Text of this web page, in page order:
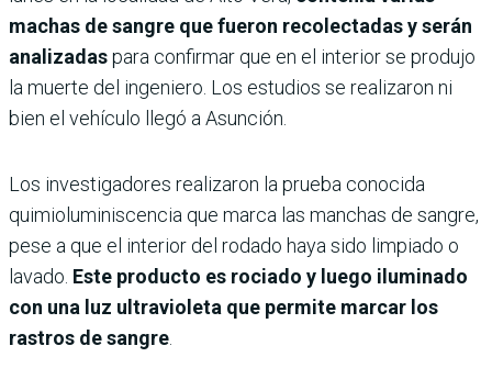
machas de sangre que fueron recolectadas y serán
analizadaspara confirmar que en el interior se produjo
la muerte del ingeniero. Los estudios se realizaron ni
bien el vehículo llegó a Asunción.
Los investigadores realizaron la prueba conocida
quimioluminiscencia que marca las manchas de sangre,
pese a que el interior del rodado haya sido limpiado o
lavado. Este producto es rociado y luego iluminado
con una luz ultravioleta que permite marcar los
rastros de sangre